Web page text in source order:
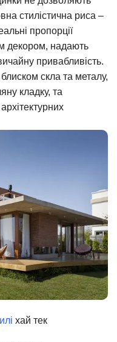
стилістична риса –
пропорції
декором, надають
привабливість.
скла та металу,
кладку, та
хай тек